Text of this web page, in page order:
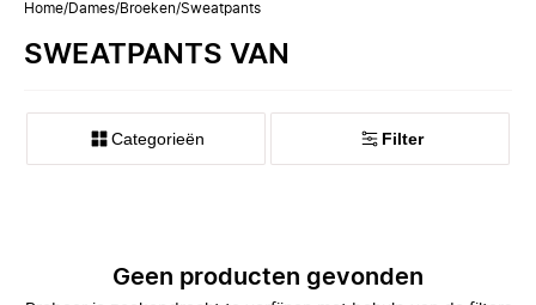
Home/Dames/Broeken/Sweatpants
SWEATPANTS VAN
Categorieën Filter
Geen producten gevonden